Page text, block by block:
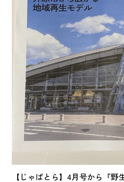
【じゃぱとら】4月号から『